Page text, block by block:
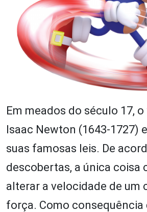
Em meados do século 17,
Isaac Newton (1643-1727)
suas famosas leis. De
descobertas, a única coisa
alterar a velocidade de um
força. Como consequência